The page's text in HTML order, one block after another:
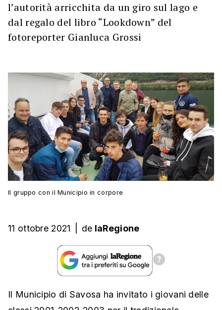
l’autorità arricchita da un giro sul lago e
dal regalo del libro “Lookdown” del
fotoreporter Gianluca Grossi
Il gruppo con il Municipio in corpore
11 ottobre 2021 de laRegione
Il Municipio di Savosa ha invitato i giovani delle